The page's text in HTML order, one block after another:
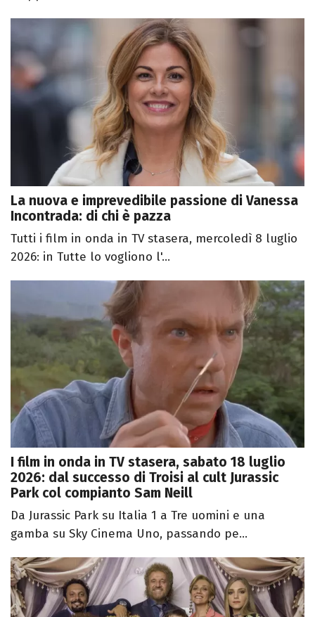
La nuova e imprevedibile passione di Vanessa
Incontrada: di chi è pazza
Tutti i film in onda in TV stasera, mercoledì 8 luglio
2026: in Tutte lo vogliono l'...
I film in onda in TV stasera, sabato 18 luglio
2026: dal successo di Troisi al cult Jurassic
Park col compianto Sam Neill
Da Jurassic Park su Italia 1 a Tre uomini e una
gamba su Sky Cinema Uno, passando pe...